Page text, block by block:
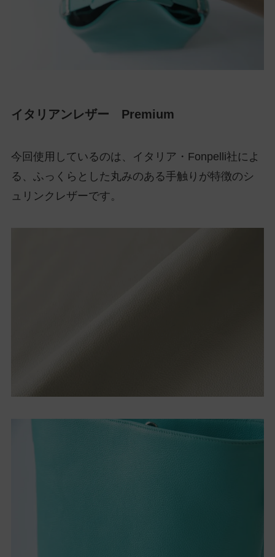
イタリアンレザー Premium
今回使用しているのは、イタリア・Fonpelli社によ
る、ふっくらとした丸みのある手触りが特徴のシ
ュリンクレザーです。